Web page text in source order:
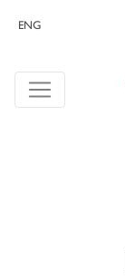
ENG